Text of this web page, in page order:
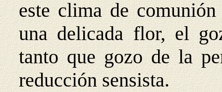
este clima de comunión
una delicada flor, el
tanto que gozo de la
reducción sensista.